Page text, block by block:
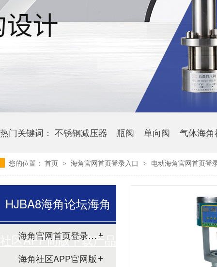
热门关键词： 不锈钢减压器 瓶阀 单向阀 气体海
您的位置： 首页 > 海角官网首页登录入口 > 电动海角官网首页登
HJBA8海角论坛海角
社区APP简版下载产品
海角官网首页登录入口
海角社区APP官网版